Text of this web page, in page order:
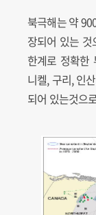
북극해는 약
장되어 있는
한계로 정확한
니켈, 구리, 인
되어 있는것으